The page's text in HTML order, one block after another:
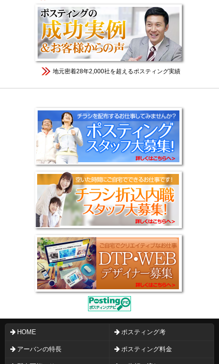
地元密着28年2,000社を超えるポスティング実績
HOME ポスティング考
アーバンの特長 ポスティング料金